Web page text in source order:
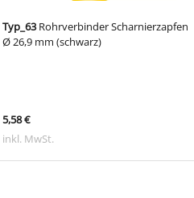
Typ_63Rohrverbinder Scharnierzapfen
Ø 26,9 mm (schwarz)
5,58 €
inkl. MwSt.